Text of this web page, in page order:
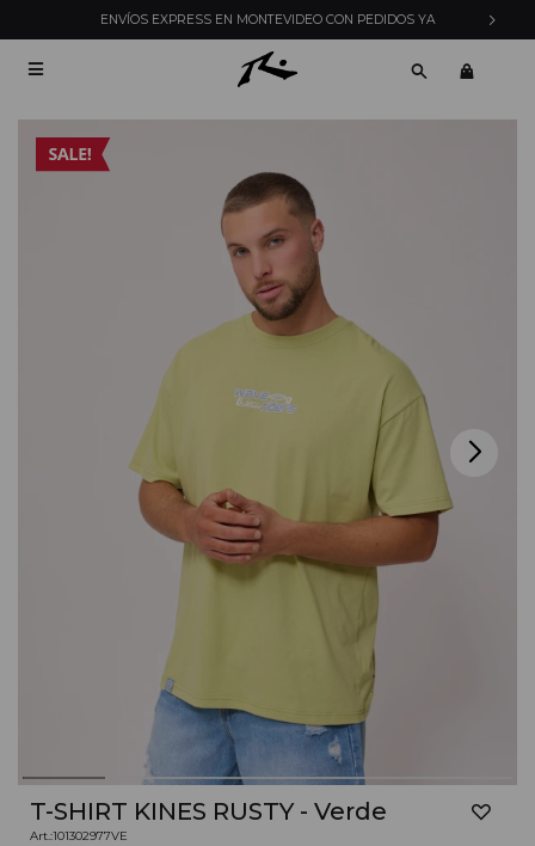
ENVÍOS EXPRESS EN MONTEVIDEO CON PEDIDOS YA

T-SHIRT KINES RUSTY - Verde
101302977VE